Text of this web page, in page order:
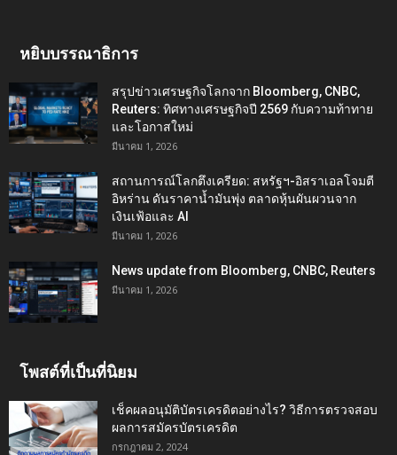
หยิบบรรณาธิการ
สรุปข่าวเศรษฐกิจโลกจาก Bloomberg, CNBC,
Reuters: ทิศทางเศรษฐกิจปี 2569 กับความท้าทาย
และโอกาสใหม่
มีนาคม 1, 2026
สถานการณ์โลกตึงเครียด: สหรัฐฯ-อิสราเอลโจมตี
อิหร่าน ดันราคาน้ำมันพุ่ง ตลาดหุ้นผันผวนจาก
เงินเฟ้อและ AI
มีนาคม 1, 2026
News update from Bloomberg, CNBC, Reuters
มีนาคม 1, 2026
โพสต์ที่เป็นที่นิยม
เช็คผลอนุมัติบัตรเครดิตอย่างไร? วิธีการตรวจสอบ
ผลการสมัครบัตรเครดิต
กรกฎาคม 2, 2024